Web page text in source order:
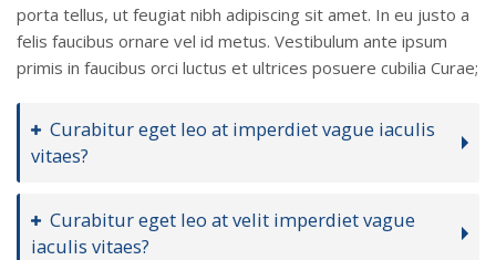
porta tellus, ut feugiat nibh adipiscing sit amet. In eu justo a
felis faucibus ornare vel id metus. Vestibulum ante ipsum
primis in faucibus orci luctus et ultrices posuere cubilia Curae;
Curabitur eget leo at imperdiet vague iaculis
vitaes?
Curabitur eget leo at velit imperdiet vague
iaculis vitaes?